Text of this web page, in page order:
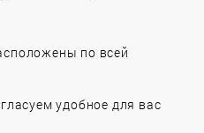
по всей
удобное для вас